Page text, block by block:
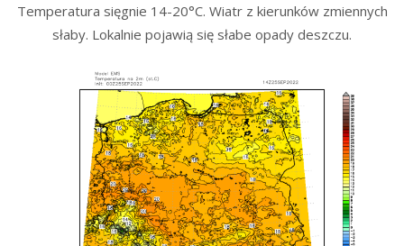
Temperatura sięgnie 14-20°C. Wiatr z kierunków zmiennych
słaby. Lokalnie pojawią się słabe opady deszczu.